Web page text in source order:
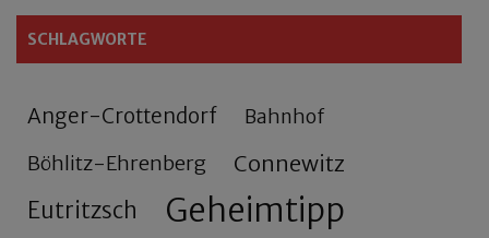
SCHLAGWORTE
Anger-Crottendorf Bahnhof
Böhlitz-Ehrenberg Connewitz
Eutritzsch Geheimtipp